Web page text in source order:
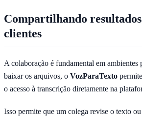
Compartilhando resultados
clientes
A colaboração é fundamental em
baixar os arquivos, o VozParaTexto
o acesso à transcrição diretamente na
Isso permite que um colega revise o texto